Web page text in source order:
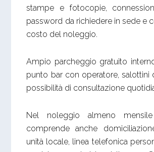
stampe e fotocopie,
password da richiedere in sede e
costo del noleggio.
Ampio parcheggio gratuito
punto bar con operatore, salottini
possibilità di consultazione
Nel noleggio almeno
comprende anche
unità locale, linea telefonica